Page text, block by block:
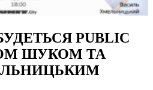
PUBLIC
ШУКОМ ТА